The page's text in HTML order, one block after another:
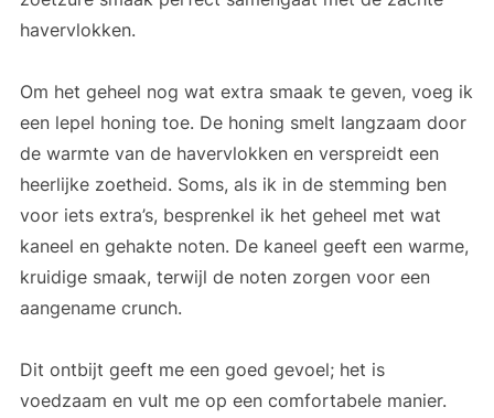
havervlokken.
Om het geheel nog wat extra smaak te geven, voeg ik
een lepel honing toe. De honing smelt langzaam door
de warmte van de havervlokken en verspreidt een
heerlijke zoetheid. Soms, als ik in de stemming ben
voor iets extra’s, besprenkel ik het geheel met wat
kaneel en gehakte noten. De kaneel geeft een warme,
kruidige smaak, terwijl de noten zorgen voor een
aangename crunch.
Dit ontbijt geeft me een goed gevoel; het is
voedzaam en vult me op een comfortabele manier.